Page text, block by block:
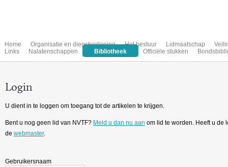
Home Organisatie en dienstverlening Het bestuur Lidmaatschap
Links
Nalatenschappen Bibliotheek Officiële stukken
Login
U dient in te loggen om toegang tot de artikelen te krijgen.
Bent u nog geen lid van NVTF? Meld u dan nu aan om lid te worden. Heeft u de
de webmaster.
Gebruikersnaam